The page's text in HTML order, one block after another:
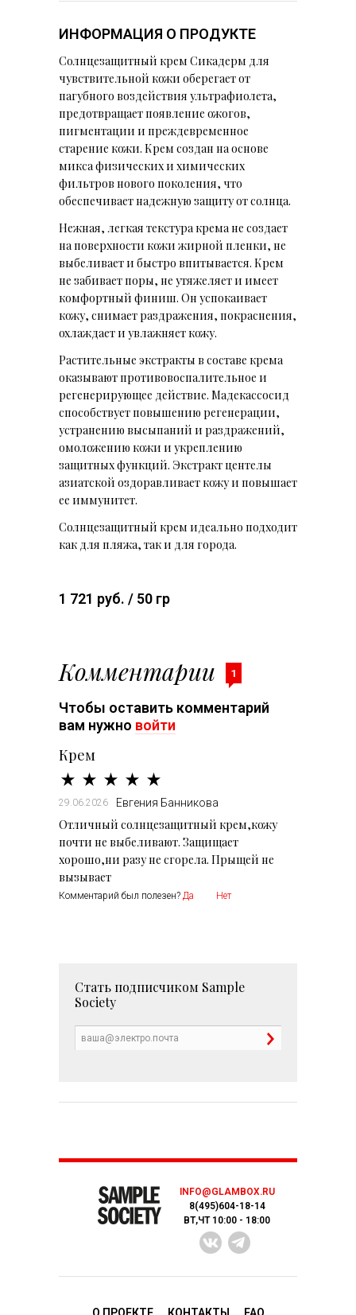
ИНФОРМАЦИЯ О ПРОДУКТЕ
Солнцезащитный крем Сикадерм для
чувствительной кожи оберегает от
пагубного воздействия ультрафиолета,
предотвращает появление ожогов,
пигментации и преждевременное
старение кожи. Крем создан на основе
микса физических и химических
фильтров нового поколения, что
обеспечивает надежную защиту от солнца.
Нежная, легкая текстура крема не создает
на поверхности кожи жирной пленки, не
выбеливает и быстро впитывается. Крем
не забивает поры, не утяжеляет и имеет
комфортный финиш. Он успокаивает
кожу, снимает раздражения, покраснения,
охлаждает и увлажняет кожу.
Растительные экстракты в составе крема
оказывают противовоспалительное и
регенерирующее действие. Мадекассосид
способствует повышению регенерации,
устранению высыпаний и раздражений,
омоложению кожи и укреплению
защитных функций. Экстракт центелы
азиатской оздоравливает кожу и повышает
ее иммунитет.
Солнцезащитный крем идеально подходит
как для пляжа, так и для города.
1 721 руб. / 50 гр
Комментарии 1
Чтобы оставить комментарий
вам нужно войти
Крем
29.06.2026 Евгения Банникова
Отличный солнцезащитный крем,кожу
почти не выбеливают. Защищает
хорошо,ни разу не сгорела. Прыщей не
вызывает
Комментарий был полезен? Да Нет
Стать подписчиком Sample
Society
INFO@GLAMBOX.RU
8(495)604-18-14
ВТ,ЧТ 10:00 - 18:00